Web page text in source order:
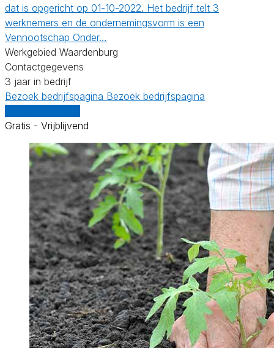
dat is opgericht op 01-10-2022. Het bedrijf telt 3
werknemers en de ondernemingsvorm is een
Vennootschap Onder…
Werkgebied Waardenburg
Contactgegevens
3 jaar in bedrijf
Bezoek bedrijfspagina Bezoek bedrijfspagina
Gratis - Vrijblijvend